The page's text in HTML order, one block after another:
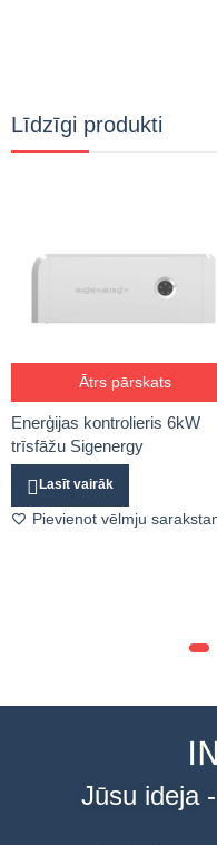
Līdzīgi produkti
Ātrs pārskats
Enerģijas kontrolieris 6kW
trīsfāžu Sigenergy
Lasīt vairāk
Pievienot vēlmju
Jūsu ideja